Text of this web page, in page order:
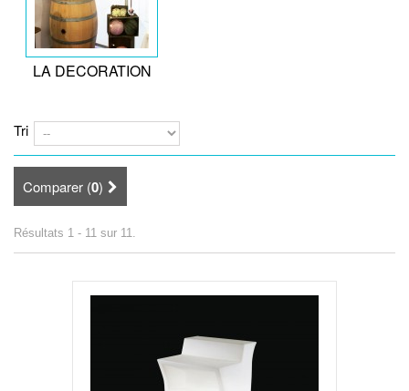
LA DECORATION
Tri
Comparer (0)
Résultats 1 - 11 sur 11.